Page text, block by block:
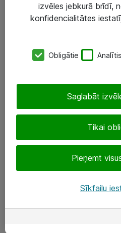
Darba vietu IT risinājumi
SIA „ATEA”
+(371) 67 81 90 50
eShop@atea.lv
Sekojiet mums
izvēles jebkurā brīdī,
konfidencialitātes
Obligātie
Tikai
Pieņemt
Saglabāt
Sīkfailu